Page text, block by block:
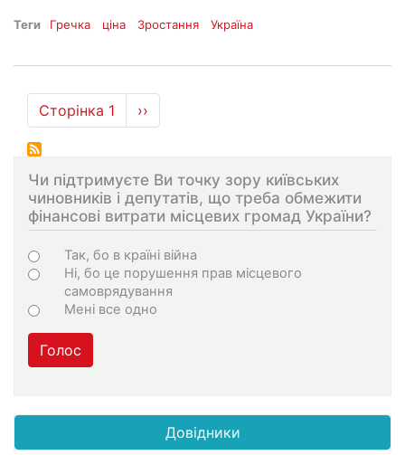
Теги Гречка ціна Зростання Україна
Розбивка
на
сторінки
Сторінка 1
Наступна
сторінка
››
Чи підтримуєте Ви точку зору київських
чиновників і депутатів, що треба обмежити
фінансові витрати місцевих громад України?
Варіанти
Так, бо в країні війна
Ні, бо це порушення прав місцевого
самоврядування
Мені все одно
Голос
Довідники